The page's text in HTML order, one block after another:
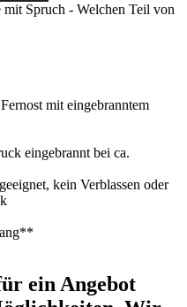
mit Spruch - Welchen Teil von
mit eingebranntem
eingebrannt bei ca.
kein Verblassen oder
ein Angebot